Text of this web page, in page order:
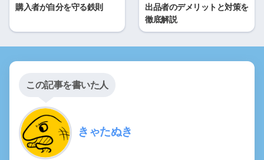
購入者が自分を守る鉄則
出品者のデメリットと対策を
徹底解説
この記事を書いた人
きゃたぬき